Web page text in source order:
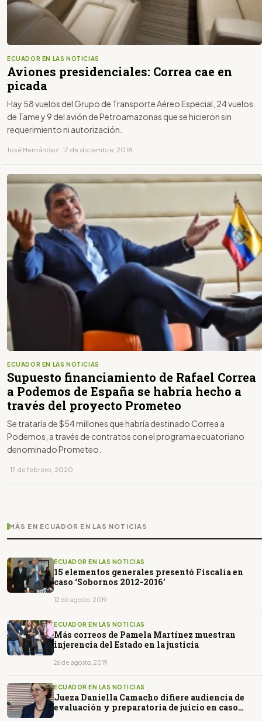
ECUADOR EN LAS NOTICIAS
Aviones presidenciales: Correa cae en
picada
Hay 58 vuelos del Grupo de Transporte Aéreo Especial, 24 vuelos
de Tame y 9 del avión de Petroamazonas que se hicieron sin
requerimiento ni autorización.
José Hernández · 17 de diciembre, 2018
ECUADOR EN LAS NOTICIAS
Supuesto financiamiento de Rafael Correa
a Podemos de España se habría hecho a
través del proyecto Prometeo
Se trataría de $54 millones que habría destinado Correa a
Podemos, a través de contratos con el programa ecuatoriano
denominado Prometeo.
· 17 de febrero, 2020
MÁS EN ECUADOR EN LAS NOTICIAS
ECUADOR EN LAS NOTICIAS
15 elementos generales presentó Fiscalía en
caso ‘Sobornos 2012-2016’
12 de agosto, 2019
ECUADOR EN LAS NOTICIAS
Más correos de Pamela Martínez muestran
injerencia del Estado en la justicia
26 de agosto, 2019
ECUADOR EN LAS NOTICIAS
Jueza Daniella Camacho difiere audiencia de
evaluación y preparatoria de juicio en caso